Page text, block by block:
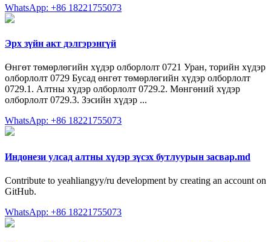
WhatsApp: +86 18221755073
Эрх зүйн акт дэлгэрэнгүй
Өнгөт төмөрлөгийн хүдэр олборлолт 0721 Уран, торийн хүдэр
олборлолт 0729 Бусад өнгөт төмөрлөгийн хүдэр олборлолт
0729.1. Алтны хүдэр олборлолт 0729.2. Мөнгөний хүдэр
олборлолт 0729.3. Зэсийн хүдэр ...
WhatsApp: +86 18221755073
Индонези улсад алтны хүдэр зүсэх бутлуурын засвар.md
Contribute to yeahliangyy/ru development by creating an account on
GitHub.
WhatsApp: +86 18221755073